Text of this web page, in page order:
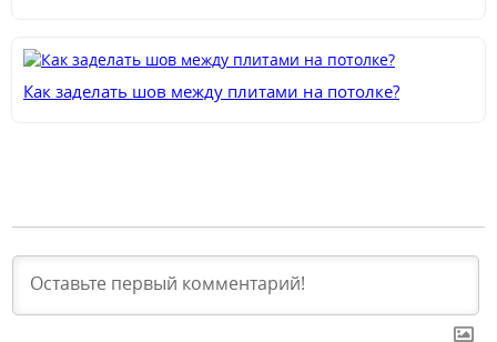
Как заделать шов между плитами на потолке?